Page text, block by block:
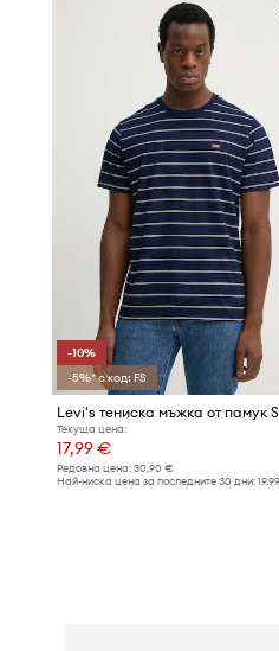
-10%
-5%* с код: FS
Текуща цена:
17,99 €
Редовна цена: 30,90 €
Най-ниска цена за последните 30 дни: